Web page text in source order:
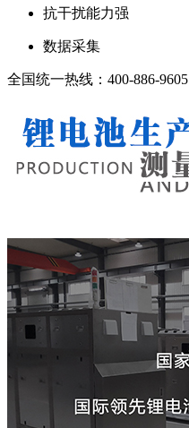
抗干扰能力强
数据采集
全国统一热线：400-886-9605